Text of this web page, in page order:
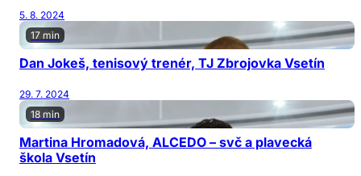
5. 8. 2024
17 min
Dan Jokeš, tenisový trenér, TJ Zbrojovka Vsetín
29. 7. 2024
18 min
Martina Hromadová, ALCEDO – svč a plavecká
škola Vsetín